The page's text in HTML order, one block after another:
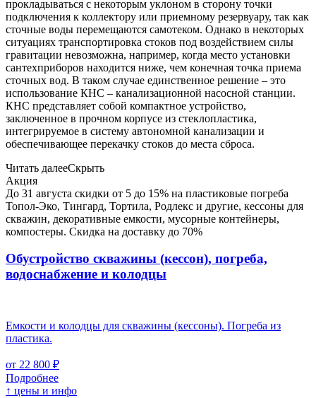
прокладываться с некоторым уклоном в сторону точки
подключения к коллектору или приемному резервуару, так как
сточные воды перемещаются самотеком. Однако в некоторых
ситуациях транспортировка стоков под воздействием силы
гравитации невозможна, например, когда место установки
сантехприборов находится ниже, чем конечная точка приема
сточных вод. В таком случае единственное решение – это
использование КНС – канализационной насосной станции.
КНС представляет собой компактное устройство,
заключенное в прочном корпусе из стеклопластика,
интегрируемое в систему автономной канализации и
обеспечивающее перекачку стоков до места сброса.
Читать далееСкрыть
Акция
До 31 августа скидки от 5 до 15% на пластиковые погреба
Топол-Эко, Тингард, Тортила, Родлекс и другие, кессоны для
скважин, декоративные емкости, мусорные контейнеры,
компостеры. Скидка на доставку до 70%
Обустройство скважины (кессон), погреба,
водоснабжение и колодцы
Емкости и колодцы для скважины (кессоны). Погреба из
пластика.
от 22 800 ₽
Подробнее
↑ цены и инфо